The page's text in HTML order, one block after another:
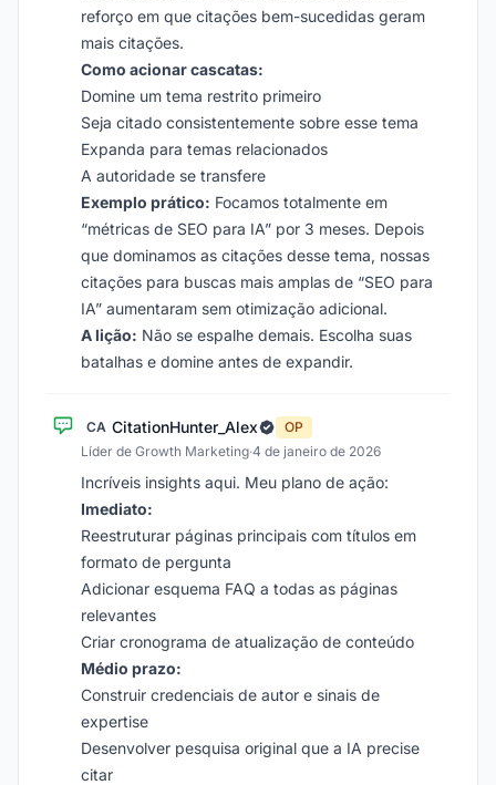
reforço em que citações bem-sucedidas geram
mais citações.
Como acionar cascatas:
Domine um tema restrito primeiro
Seja citado consistentemente sobre esse tema
Expanda para temas relacionados
A autoridade se transfere
Exemplo prático: Focamos totalmente em
“métricas de SEO para IA” por 3 meses. Depois
que dominamos as citações desse tema, nossas
citações para buscas mais amplas de “SEO para
IA” aumentaram sem otimização adicional.
A lição: Não se espalhe demais. Escolha suas
batalhas e domine antes de expandir.
CA CitationHunter_Alex
OP
Líder de Growth Marketing·4 de janeiro de 2026
Incríveis insights aqui. Meu plano de ação:
Imediato:
Reestruturar páginas principais com títulos em
formato de pergunta
Adicionar esquema FAQ a todas as páginas
relevantes
Criar cronograma de atualização de conteúdo
Médio prazo:
Construir credenciais de autor e sinais de
expertise
Desenvolver pesquisa original que a IA precise
citar